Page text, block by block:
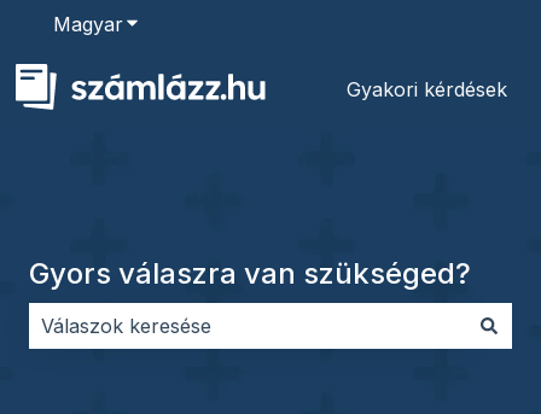
MagyarAlmenü megjelenítése fordításokhoz
Gyakori kérdések
Gyors válaszra van szükséged?